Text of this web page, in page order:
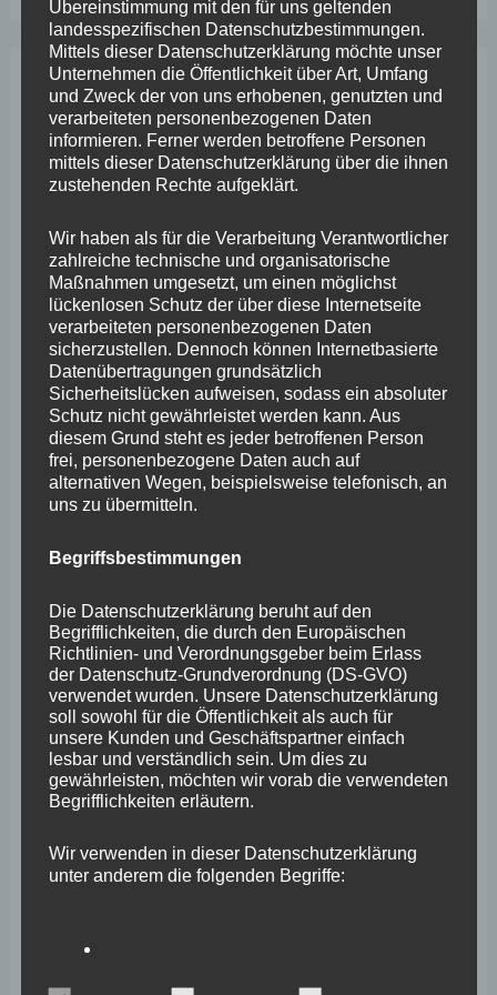
Archiv
April 2026
Februar 2026
Januar 2026
Dezember 2025
November 2025
Oktober 2025
September 2025
August 2025
Juni 2025
Mai 2025
April 2025
März 2025
Februar 2025
Januar 2025
Dezember 2024
November 2024
Oktober 2024
Übereinstimmung mit den für uns geltenden
landesspezifischen Datenschutzbestimmungen.
Mittels dieser Datenschutzerklärung möchte unser
Unternehmen die Öffentlichkeit über Art, Umfang
und Zweck der von uns erhobenen, genutzten und
verarbeiteten personenbezogenen Daten
informieren. Ferner werden betroffene Personen
mittels dieser Datenschutzerklärung über die ihnen
zustehenden Rechte aufgeklärt.
Wir haben als für die Verarbeitung Verantwortlicher
zahlreiche technische und organisatorische
Maßnahmen umgesetzt, um einen möglichst
lückenlosen Schutz der über diese Internetseite
verarbeiteten personenbezogenen Daten
sicherzustellen. Dennoch können Internetbasierte
Datenübertragungen grundsätzlich
Sicherheitslücken aufweisen, sodass ein absoluter
Schutz nicht gewährleistet werden kann. Aus
diesem Grund steht es jeder betroffenen Person
frei, personenbezogene Daten auch auf
alternativen Wegen, beispielsweise telefonisch, an
uns zu übermitteln.
Begriffsbestimmungen
Die Datenschutzerklärung beruht auf den
Begrifflichkeiten, die durch den Europäischen
Richtlinien- und Verordnungsgeber beim Erlass
der Datenschutz-Grundverordnung (DS-GVO)
verwendet wurden. Unsere Datenschutzerklärung
soll sowohl für die Öffentlichkeit als auch für
unsere Kunden und Geschäftspartner einfach
lesbar und verständlich sein. Um dies zu
gewährleisten, möchten wir vorab die verwendeten
Begrifflichkeiten erläutern.
Wir verwenden in dieser Datenschutzerklärung
unter anderem die folgenden Begriffe: